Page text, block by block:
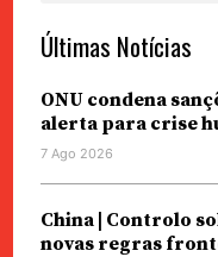
Últimas Notícias
ONU condena
alerta para crise
7 Ago 2026
China | Controlo
novas regras